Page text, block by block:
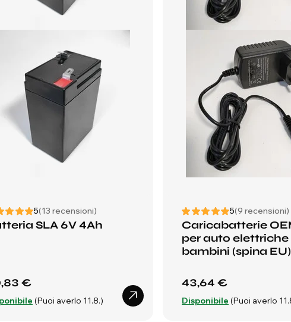
5(13 recensioni)
SLA 6V 4Ah
€
(Puoi averlo 11.8.)
5(9 recensioni)
Caricabatterie
per auto elettriche
bambini (spina EU)
43,64 €
Disponibile (Puoi averlo